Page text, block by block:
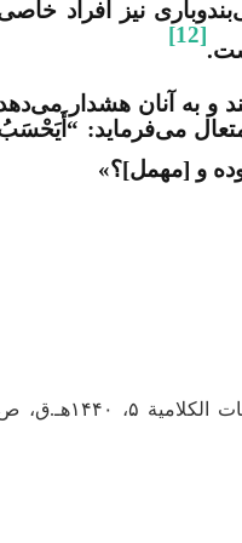
نیز افراد
[12]
و به آنان هشدار
متعال می‌فرماید:
و [مهمل]؟»
. قراملکی، محمدحسن، ترجمه إلی العربیة: موسی أحمد قصیر، المعاد، أجوبة الشبهات الکلامیة ۵،